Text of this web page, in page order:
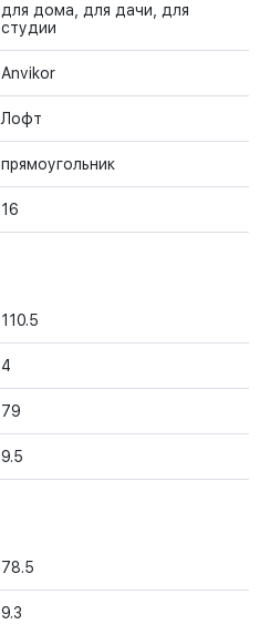
для дома, для дачи, для
студии
Anvikor
Лофт
прямоугольник
16
110.5
4
79
9.5
78.5
9.3